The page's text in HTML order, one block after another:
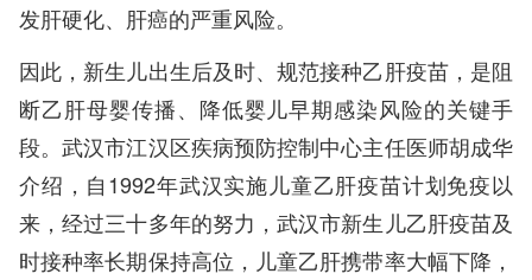
发肝硬化、肝癌的严重风险。
因此，新生儿出生后及时、规范接种乙肝疫苗，是阻
断乙肝母婴传播、降低婴儿早期感染风险的关键手
段。武汉市江汉区疾病预防控制中心主任医师胡成华
介绍，自1992年武汉实施儿童乙肝疫苗计划免疫以
来，经过三十多年的努力，武汉市新生儿乙肝疫苗及
时接种率长期保持高位，儿童乙肝携带率大幅下降，